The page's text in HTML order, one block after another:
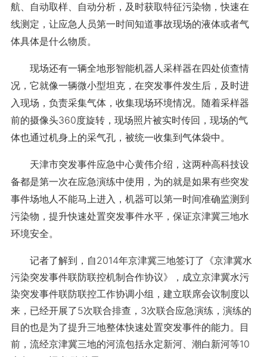
航、自动取样、自动分析，及时获取特征污染物，快速在
线测定，让应急人员第一时间知道事故现场的液体或者气
体具体是什么物质。
现场还有一辆全地形智能机器人采样器在四处侦查情
况，它就像一辆微小型坦克，在突发事件发生后，及时进
入现场，负责采集气体，收集现场环境情况。随着采样器
前的摄像头360度旋转，现场照片被实时传回，现场的气
体也通过机身上的采气孔，被统一收集到气体袋中。
天津市突发事件应急中心黄伟介绍，这两种高科技设
备都是第一次在应急演练中使用，为的就是如果有些突发
事件场地人不能马上进入，机器可以第一时间准确监测到
污染物，提升快速处置突发事件水平，保证京津冀三地水
环境安全。
记者了解到，自2014年京津冀三地签订了《京津冀水
污染突发事件联防联控机制合作协议》，成立京津冀水污
染突发事件联防联控工作协调小组，建立联席会议制度以
来，已经开展了5次联合排查，3次联合应急演练，演练的
目的也是为了提升三地整体快速处置突发事件的能力。目
前，流经京津冀三地的河流包括永定新河、潮白新河等10